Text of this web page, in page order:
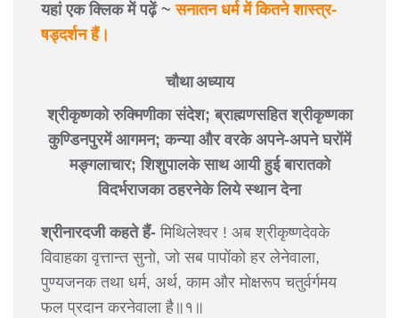
यहां एक क्लिक में पढ़ें ~सनातन धर्म में कितने शास्त्र-
षड्दर्शन हैं।
चौथा अध्याय
श्रीकृष्णको रुक्मिणीका संदेश; ब्राह्मणसहित श्रीकृष्णका
कुण्डिनपुरमें आगमन; कन्या और वरके अपने-अपने घरोंमें
मङ्गलाचार; शिशुपालके साथ आयी हुई बारातको
विदर्भराजका ठहरनेके लिये स्थान देना
श्रीनारदजी कहते हैं- मिथिलेश्वर ! अब श्रीकृष्णदेवके
विवाहका वृत्तान्त सुनो, जो सब पापोंको हर लेनेवाला,
पुण्यजनक तथा धर्म, अर्थ, काम और मोक्षरूप चतुर्वर्गमय
फल प्रदान करनेवाला है॥१॥